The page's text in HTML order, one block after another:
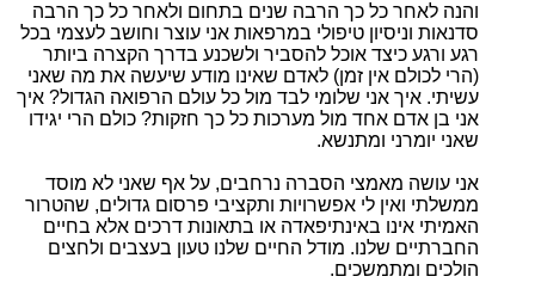
והנה לאחר כל כך הרבה שנים בתחום ולאחר כל כך הרבה
סדנאות וניסיון טיפולי במרפאות אני עוצר וחושב לעצמי בכל
רגע ורגע כיצד אוכל להסביר ולשכנע בדרך הקצרה ביותר
(הרי לכולם אין זמן) לאדם שאינו מודע שיעשה את מה שאני
עשיתי. איך אני שלומי לבד מול כל עולם הרפואה הגדול? איך
אני בן אדם אחד מול מערכות כל כך חזקות? כולם הרי יגידו
שאני יומרני ומתנשא.
אני עושה מאמצי הסברה נרחבים, על אף שאני לא מוסד
ממשלתי ואין לי אפשרויות ​ותקציבי פרסום גדולים, שהטרור
האמיתי אינו באינתיפאדה או בתאונות דרכים אלא בחיים
החברתיים שלנו. מודל החיים שלנו טעון בעצבים ולחצים
הולכים ומתמשכים.